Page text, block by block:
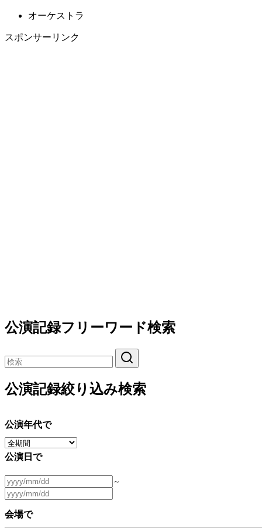
オーケストラ
スポンサーリンク
公演記録フリーワード検索
公演記録絞り込み検索
公演年代で
公演日で
～
会場で